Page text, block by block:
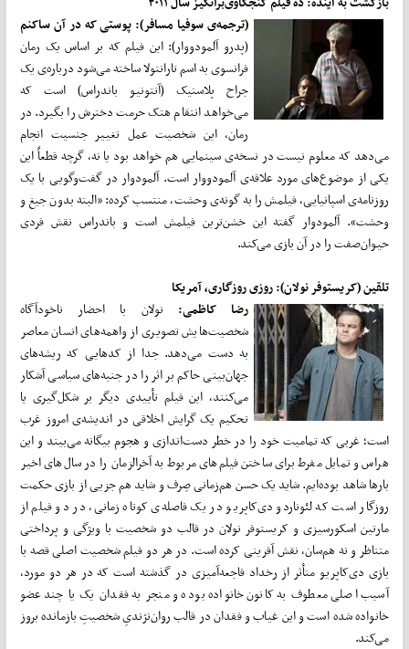
(ترجمه‌ی سوفیا مسافر): پوستی که در آن ساکنم
(پدرو آلمودووار): این فیلم که بر اساس یک رمان
فرانسوی به اسم تارانتولا ساخته می‌شود درباره‌ی یک
جراح پلاستیک (آنتونیو باندراس) است که
می‌خواهد انتقام هتک حرمت دخترش را بگیرد. در
رمان، این شخصیت عمل تغییر جنسیت انجام
می‌دهد که معلوم نیست در نسخه‌ی سینمایی هم خواهد بود یا نه، گرچه قطعاً این
یکی از موضوع‌های مورد علاقه‌ی آلمودووار است. آلمودوار در گفت‌وگویی با یک
روزنامه‌ی اسپانیایی، فیلمش را به گونه‌ی وحشت، منتسب کرده: «البته بدون جیغ و
وحشت». آلمودوار گفته این خشن‌ترین فیلمش است و باندراس نقش فردی
حیوان‌صفت را در آن بازی می‌کند.
تلقین (کریستوفر نولان): روزی روزگاری‌، آمریکا
رضا کاظمی:نولان با احضار ناخودآگاه
شخصیت‌هایش تصویری از واهمه‌های انسان معاصر
به دست می‌دهد. جدا از کدهایی که ریشه‌های
جهان‌بینی حاکم بر اثر را در جنبه‌های سیاسی آشکار
می‌کنند، این فیلم تأییدی دیگر بر شکل‌گیری یا
تحکیم یک گرایش اخلاقی در اندیشه‌ی امروز غرب
است؛ غربی که تمامیت خود را در خطر دست‌اندازی و هجوم بیگانه می‌بیند و این
هراس و تمایل مفرط برای ساختن فیلم‌های مربوط به آخرالزمان را در سال‌های اخیر
بارها شاهد بوده‌ایم. شاید یک حسن هم‌زمانی صِرف و شاید هم جزیی از بازی حکمت
روزگار است که لئوناردو دی‌کاپریو در یک فاصله‌ی کوتاه زمانی، در دو فیلم از
مارتین اسکورسیزی و کریستوفر نولان در قالب دو شخصیت با ویژگی و پرداختی
متناظر و نه هم‌سان، نقش‌ آفرینی کرده است. در هر دو فیلم شخصیت اصلی قصه با
بازی دی‌کاپریو متأثر از رخداد فاجعه‌آمیزی در گذشته است که در هر دو مورد،
آسیب اصلی معطوف به کانون خانواده بوده و منجر به فقدان یک یا چند عضو
خانواده شده است و این غیاب و فقدان در قالب روان‌نژندیِ شخصیتِ بازمانده بروز
می‌کند.